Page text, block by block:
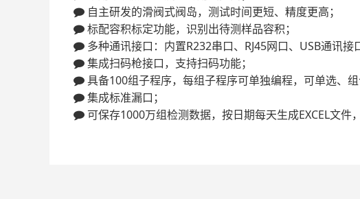
 自主研发的滑阀式阀岛，测试时间更短、精度更高；
 标配容积标定功能，识别出待测样品容积；
 多种通讯接口：内置R232串口、RJ45网口、USB通讯接
 集成扫码枪接口，支持扫码功能；
 具备100组子程序，每组子程序可单独编程，可单选、组
 集成标准漏口；
 可保存1000万组检测数据，按日期每天生成EXCEL文件